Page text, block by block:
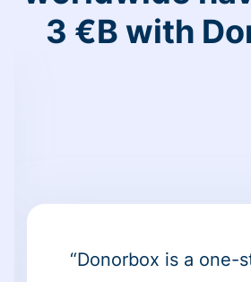
3 €B with
“Donorbox is a one-